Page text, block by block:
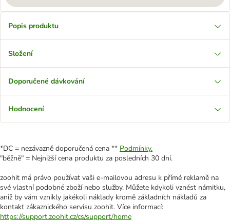
Popis produktu
Složení
Doporučené dávkování
Hodnocení
*DC = nezávazně doporučená cena ** Podmínky.
"běžně" = Nejnižší cena produktu za posledních 30 dní.
zoohit má právo používat vaši e-mailovou adresu k přímé reklamě na
své vlastní podobné zboží nebo služby. Můžete kdykoli vznést námitku,
aniž by vám vznikly jakékoli náklady kromě základních nákladů za
kontakt zákaznického servisu zoohit. Více informací:
https://support.zoohit.cz/cs/support/home